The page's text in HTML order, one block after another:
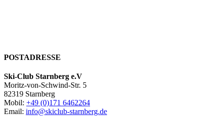
POSTADRESSE
Ski-Club Starnberg e.V
Moritz-von-Schwind-Str. 5
82319 Starnberg
Mobil: +49 (0)171 6462264
Email: info@skiclub-starnberg.de